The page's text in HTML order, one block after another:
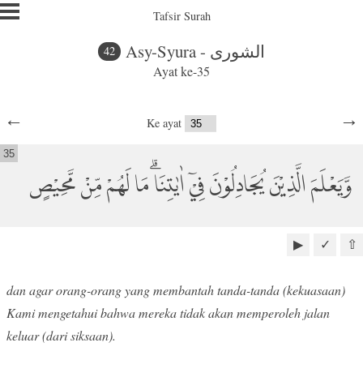
Tafsir Surah
42 Asy-Syura - الشورى
Ayat ke-35
← →
Ke ayat
وَّيَعْلَمَ الَّذِيْنَ يُجَادِلُوْنَ فِيْٓ اٰيٰتِنَاۗ مَا لَهُمْ مِّنْ مَّحِيْصٍ
35
⇧
✓
▶
dan agar orang-orang yang membantah tanda-tanda (kekuasaan)
Kami mengetahui bahwa mereka tidak akan memperoleh jalan
keluar (dari siksaan).